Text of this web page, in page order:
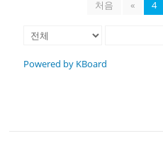
처음 « 4
Powered by KBoard